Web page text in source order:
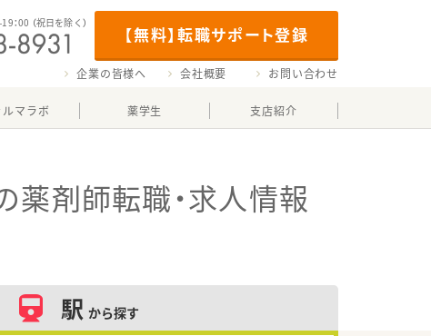
【無料】転職サポート登録
：00 （祝日を除く）
企業の皆様へ 会社概要 お問い合わせ
マラボ 薬学生 支店紹介
薬剤師転職・求人情報
駅 から探す